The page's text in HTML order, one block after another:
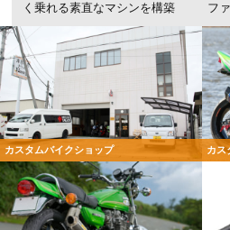
く乗れる素直なマシンを構築
フ
カスタムバイクショップ カス